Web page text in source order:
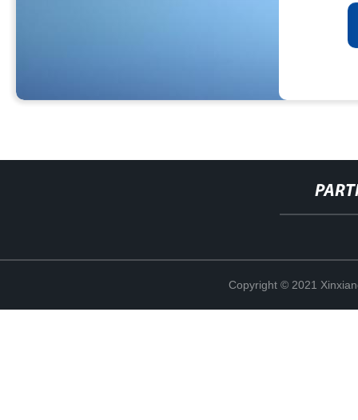
Copyright © 2021